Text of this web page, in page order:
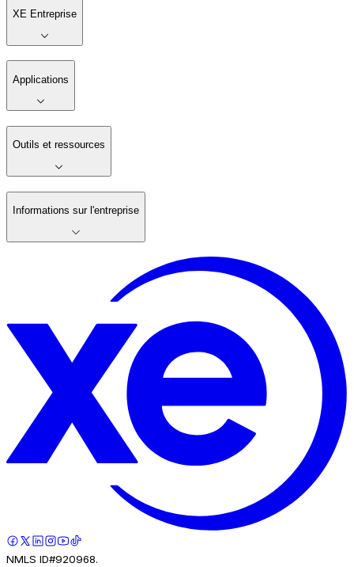
XE Entreprise
Applications
Outils et ressources
Informations sur l'entreprise
NMLS ID#920968.